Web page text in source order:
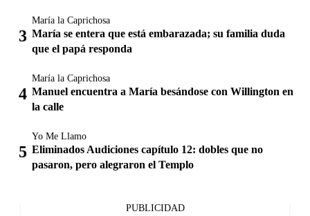
María la Caprichosa
María se entera que está embarazada; su familia duda
que el papá responda
María la Caprichosa
Manuel encuentra a María besándose con Willington en
la calle
Yo Me Llamo
Eliminados Audiciones capítulo 12: dobles que no
pasaron, pero alegraron el Templo
PUBLICIDAD